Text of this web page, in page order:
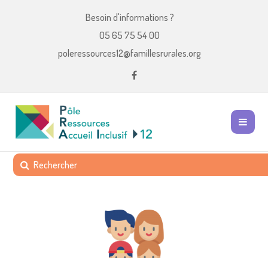
Besoin d'informations ?
05 65 75 54 00
poleressources12@famillesrurales.org